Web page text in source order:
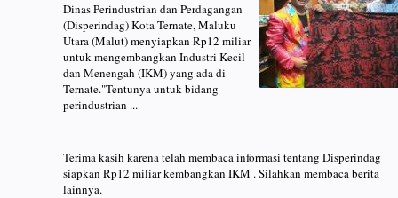
Dinas Perindustrian dan Perdagangan
(Disperindag) Kota Ternate, Maluku
Utara (Malut) menyiapkan Rp12 miliar
untuk mengembangkan Industri Kecil
dan Menengah (IKM) yang ada di
Ternate."Tentunya untuk bidang
perindustrian ...
Terima kasih karena telah membaca informasi tentang Disperindag
siapkan Rp12 miliar kembangkan IKM . Silahkan membaca berita
lainnya.